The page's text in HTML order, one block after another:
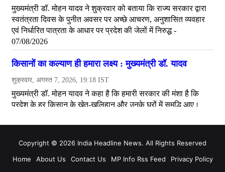
Copyright © 2026 India Headline News. All Rights Reserved
Home
About Us Contact Us MP Info Rss Feed
Privacy Policy